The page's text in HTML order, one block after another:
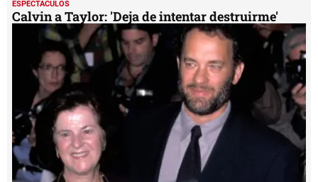
ESPECTÁCULOS
Calvin a Taylor: 'Deja de intentar destruirme'